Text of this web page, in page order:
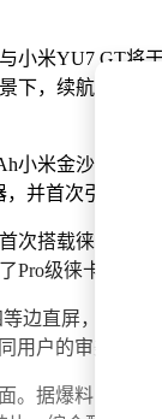
小米YU7 GT将
下，续航时间
小米金沙江电
并首次引入立
次搭载徕卡两
Pro级徕卡大底
边直屏，搭配
用户的审美需求。
。据爆料，小